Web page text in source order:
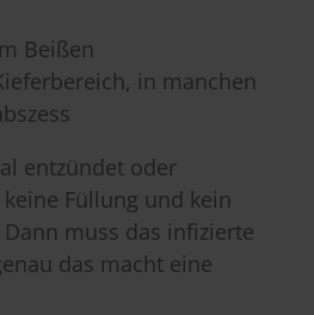
Beißen
in manchen
entzündet oder
Füllung und kein
muss das infizierte
das macht eine